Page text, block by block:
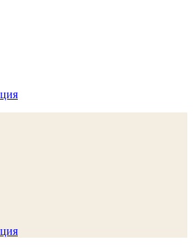
и финансовые услуги (ЛОФИНГ)